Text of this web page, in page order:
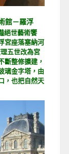
館－羅浮
絕世藝術饗
宮座落塞納河
五世改為宮
斷整修擴建，
璃金字塔，由
，也把自然天